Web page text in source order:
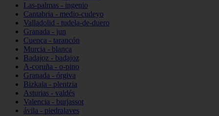
Las-palmas - ingenio
Cantabria - medio-cudeyo
Valladolid - tudela-de-duero
Granada - jun
Cuenca - tarancón
Murcia - blanca
Badajoz - badajoz
A-coruña - o-pino
Granada - órgiva
Bizkaia - plentzia
Asturias - valdés
Valencia - burjassot
ávila - piedralaves